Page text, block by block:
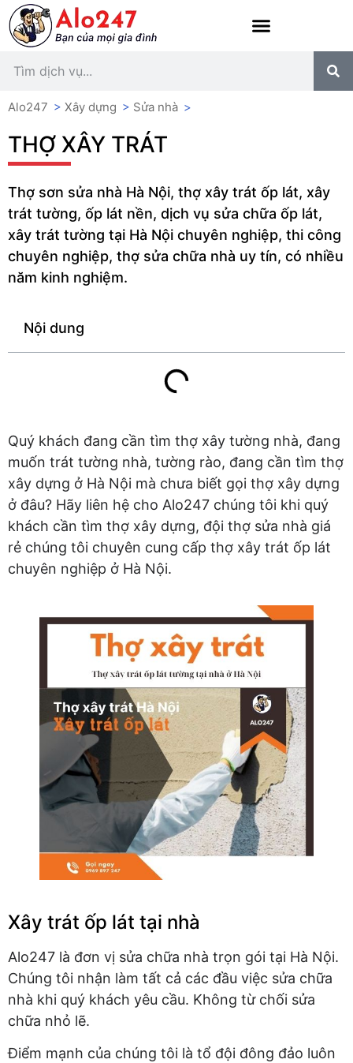
Alo247 > Xây dựng > Sửa nhà >
THỢ XÂY TRÁT
Thợ sơn sửa nhà Hà Nội, thợ xây trát ốp lát, xây
trát tường, ốp lát nền, dịch vụ sửa chữa ốp lát,
xây trát tường tại Hà Nội chuyên nghiệp, thi công
chuyên nghiệp, thợ sửa chữa nhà uy tín, có nhiều
năm kinh nghiệm.
Nội dung
Quý khách đang cần tìm thợ xây tường nhà, đang
muốn trát tường nhà, tường rào, đang cần tìm thợ
xây dựng ở Hà Nội mà chưa biết gọi thợ xây dựng
ở đâu? Hãy liên hệ cho Alo247 chúng tôi khi quý
khách cần tìm thợ xây dựng, đội thợ sửa nhà giá
rẻ chúng tôi chuyên cung cấp thợ xây trát ốp lát
chuyên nghiệp ở Hà Nội.
Xây trát ốp lát tại nhà
Alo247 là đơn vị sửa chữa nhà trọn gói tại Hà Nội.
Chúng tôi nhận làm tất cả các đầu việc sửa chữa
nhà khi quý khách yêu cầu. Không từ chối sửa
chữa nhỏ lẽ.
Điểm mạnh của chúng tôi là tổ đội đông đảo luôn